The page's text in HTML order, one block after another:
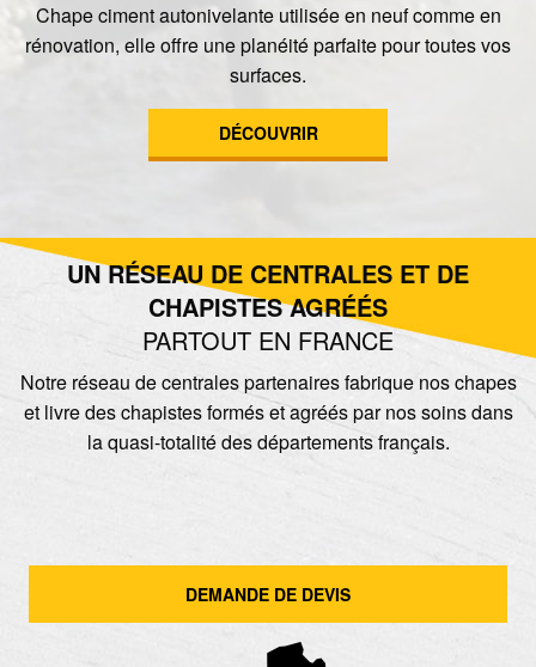
Chape ciment autonivelante utilisée en neuf comme en
rénovation, elle offre une planéité parfaite pour toutes vos
surfaces.
DÉCOUVRIR
UN RÉSEAU DE CENTRALES ET DE
CHAPISTES AGRÉÉS
PARTOUT EN FRANCE
Notre réseau de centrales partenaires fabrique nos chapes
et livre des chapistes formés et agréés par nos soins dans
la quasi-totalité des départements français.
DEMANDE DE DEVIS